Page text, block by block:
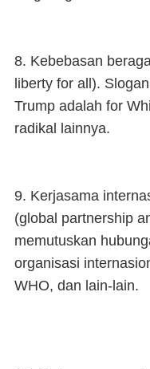
8. Kebebasan
liberty for all).
Trump adalah for
radikal lainnya.
9. Kerjasama
(global partnership
memutuskan
organisasi
WHO, dan lain-lain.